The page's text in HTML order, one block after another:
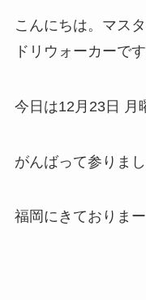
こんにちは。マス
ドリウォーカーです
今日は12月23日 月
がんばって参りまし
福岡にきておりまー